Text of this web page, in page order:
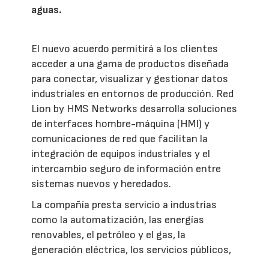
aguas.
El nuevo acuerdo permitirá a los clientes
acceder a una gama de productos diseñada
para conectar, visualizar y gestionar datos
industriales en entornos de producción. Red
Lion by HMS Networks desarrolla soluciones
de interfaces hombre-máquina (HMI) y
comunicaciones de red que facilitan la
integración de equipos industriales y el
intercambio seguro de información entre
sistemas nuevos y heredados.
La compañía presta servicio a industrias
como la automatización, las energías
renovables, el petróleo y el gas, la
generación eléctrica, los servicios públicos,